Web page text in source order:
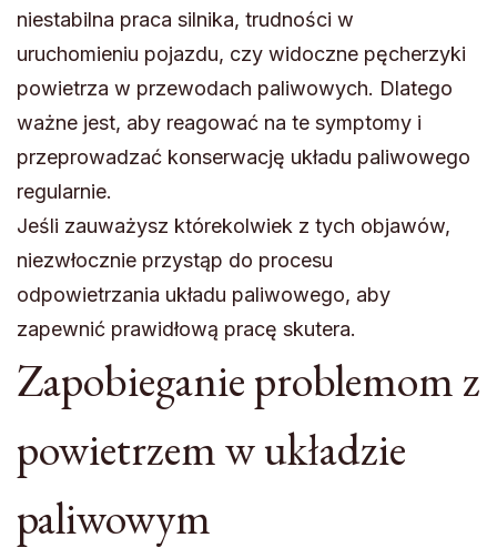
niestabilna praca silnika, trudności w
uruchomieniu pojazdu, czy widoczne pęcherzyki
powietrza w przewodach paliwowych. Dlatego
ważne jest, aby reagować na te symptomy i
przeprowadzać konserwację układu paliwowego
regularnie.
Jeśli zauważysz którekolwiek z tych objawów,
niezwłocznie przystąp do procesu
odpowietrzania układu paliwowego, aby
zapewnić prawidłową pracę skutera.
Zapobieganie problemom z
powietrzem w układzie
paliwowym